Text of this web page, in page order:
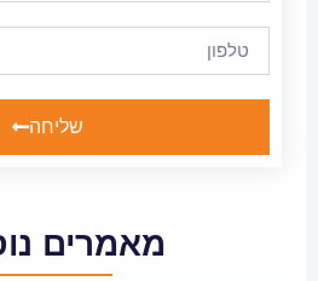
שליחה
מאמרים